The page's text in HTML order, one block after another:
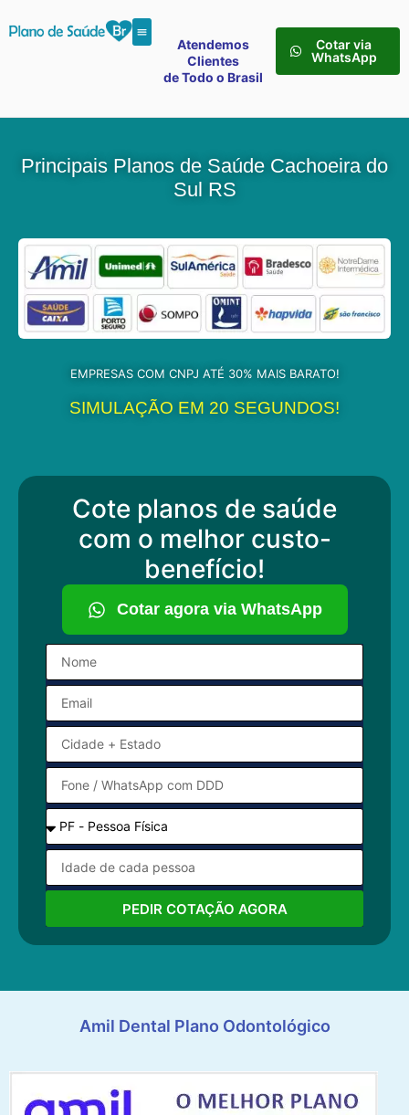
Atendemos
Clientes
de Todo o Brasil
Cotar via
WhatsApp
Principais Planos de Saúde Cachoeira do
Sul RS
EMPRESAS COM CNPJ ATÉ 30% MAIS BARATO!
SIMULAÇÃO EM 20 SEGUNDOS!
Cote planos de saúde
com o melhor custo-
benefício!
Cotar agora via WhatsApp
PEDIR COTAÇÃO AGORA
Amil Dental Plano Odontológico